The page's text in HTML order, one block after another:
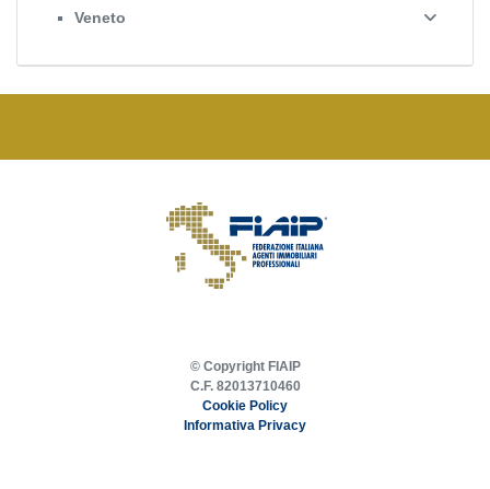
Veneto
© Copyright FIAIP
C.F. 82013710460
Cookie Policy
Informativa Privacy